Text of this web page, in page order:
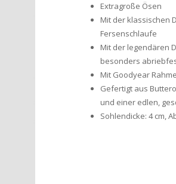
Extragroße Ösen
Mit der klassischen
Fersenschlaufe
Mit der legendären
besonders
Mit Goodyear
Gefertigt aus
und einer edlen,
Sohlendicke: 4 cm,